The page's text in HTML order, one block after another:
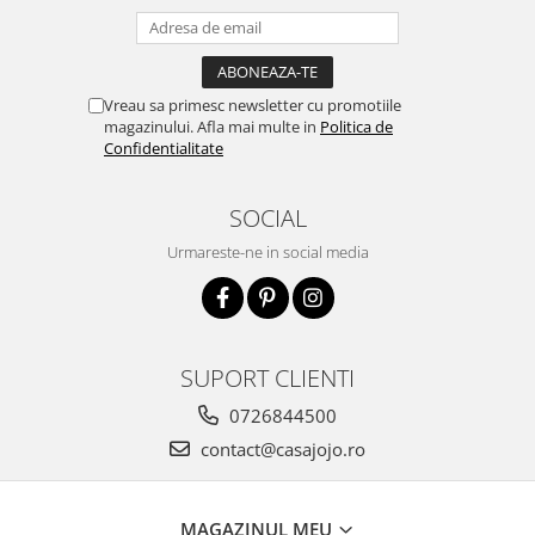
Vreau sa primesc newsletter cu promotiile
magazinului. Afla mai multe in Politica de
Confidentialitate
SOCIAL
Urmareste-ne in social media
SUPORT CLIENTI
0726844500
contact@casajojo.ro
MAGAZINUL MEU